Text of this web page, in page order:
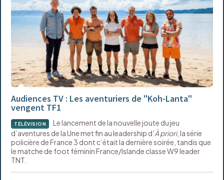
Audiences TV : Les aventuriers de "Koh-Lanta"
vengent TF1
TÉLÉVISION
Le lancement de la nouvelle joute du jeu
d’aventures de la Une met fin au leadership d’À priori, la série
policière de France 3 dont c’était la dernière soirée, tandis que
le matche de foot féminin France/Islande classe W9 leader
TNT.